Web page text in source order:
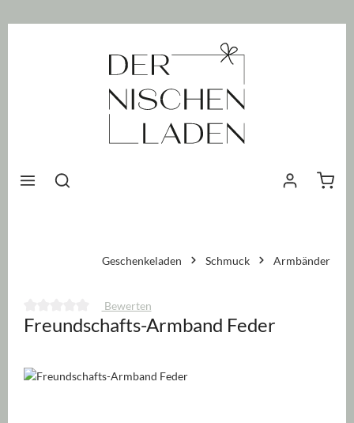
Geschenkeladen Schmuck Armbänder
Durchschnittliche Bewertung von 0 von 5 Sternen
Bewerten
Freundschafts-Armband Feder
Bildergalerie überspringen